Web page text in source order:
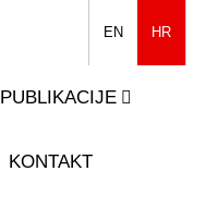
EN HR
PUBLIKACIJE
KONTAKT